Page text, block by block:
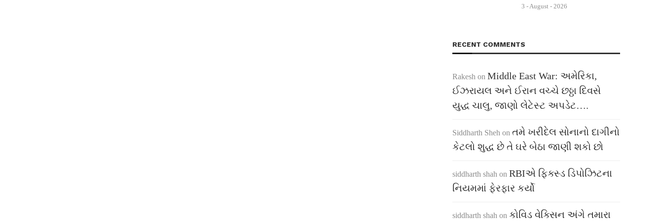
3 - August - 2026
RECENT COMMENTS
Rakesh on Middle East War: અમેરિકા,
ઈઝરાયલ અને ઈરાન વચ્ચે છઠ્ઠા દિવસે
યુદ્ધ ચાલુ, જાણો લેટેસ્ટ અપડેટ….
Siddharth Sheh on તમે ખરીદેલ સોનાનો દાગીનો
કેટલો શુદ્ધ છે તે ઘરે બેઠા જાણી શકો છો
siddharth shah on RBIએ ફિક્સ્ડ ડિપોઝિટના
નિયમમાં ફેરફાર કર્યો
siddharth shah on કોવિડ વેક્સિન અંગે તમારા